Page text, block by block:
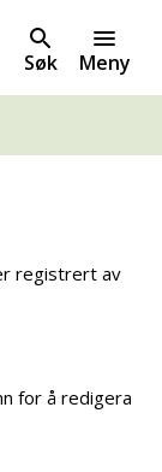
Søk Meny
registrert av
for å redigera